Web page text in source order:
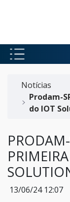
Pular para o
Notícias
Prodam-
do IOT
13/06/24 12:07